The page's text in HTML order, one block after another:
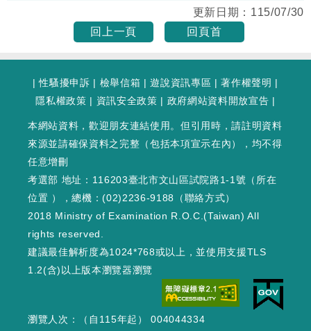
更新日期： 115/07/30
回上一頁
回頁首
|性騷擾申訴 | 檢舉信箱 |遊說資訊專區 |著作權聲明 |
隱私權政策 | 資訊安全政策 | 政府網站資料開放宣告 |
本網站資料，歡迎朋友連結使用。但引用時，請註明資料
來源並請確保資料之完整（包括本項宣示在內），均不得
任意增刪
考選部 地址：116203臺北市文山區試院路1-1號（ 所在
位置 ），總機：(02)2236-9188（聯絡方式）
2018 Ministry of Examination R.O.C.(Taiwan) All
rights reserved.
建議最佳解析度為1024*768或以上，並使用支援TLS
1.2(含)以上版本瀏覽器瀏覽
瀏覽人次：（自115年起） 004044334